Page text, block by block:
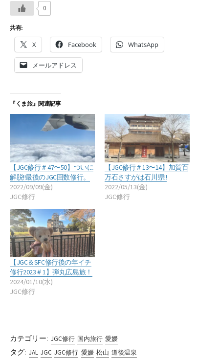
0
共有:
X Facebook WhatsApp
メールアドレス
『くま旅』関連記事
【JGC修行＃47〜50】ついに
解脱!!最後のJGC回数修行。
2022/09/09(金)
JGC修行
【JGC修行＃13〜14】加賀百
万石さすがは石川県!!
2022/05/13(金)
JGC修行
【JGC＆SFC修行後の年イチ
修行2023＃1】弾丸広島旅！
2024/01/10(水)
JGC修行
カテゴリー: JGC修行 国内旅行 愛媛
タグ: JAL JGC JGC修行 愛媛 松山 道後温泉